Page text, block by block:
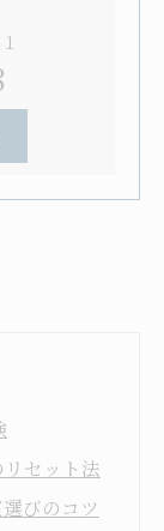
セット法
びのコツ